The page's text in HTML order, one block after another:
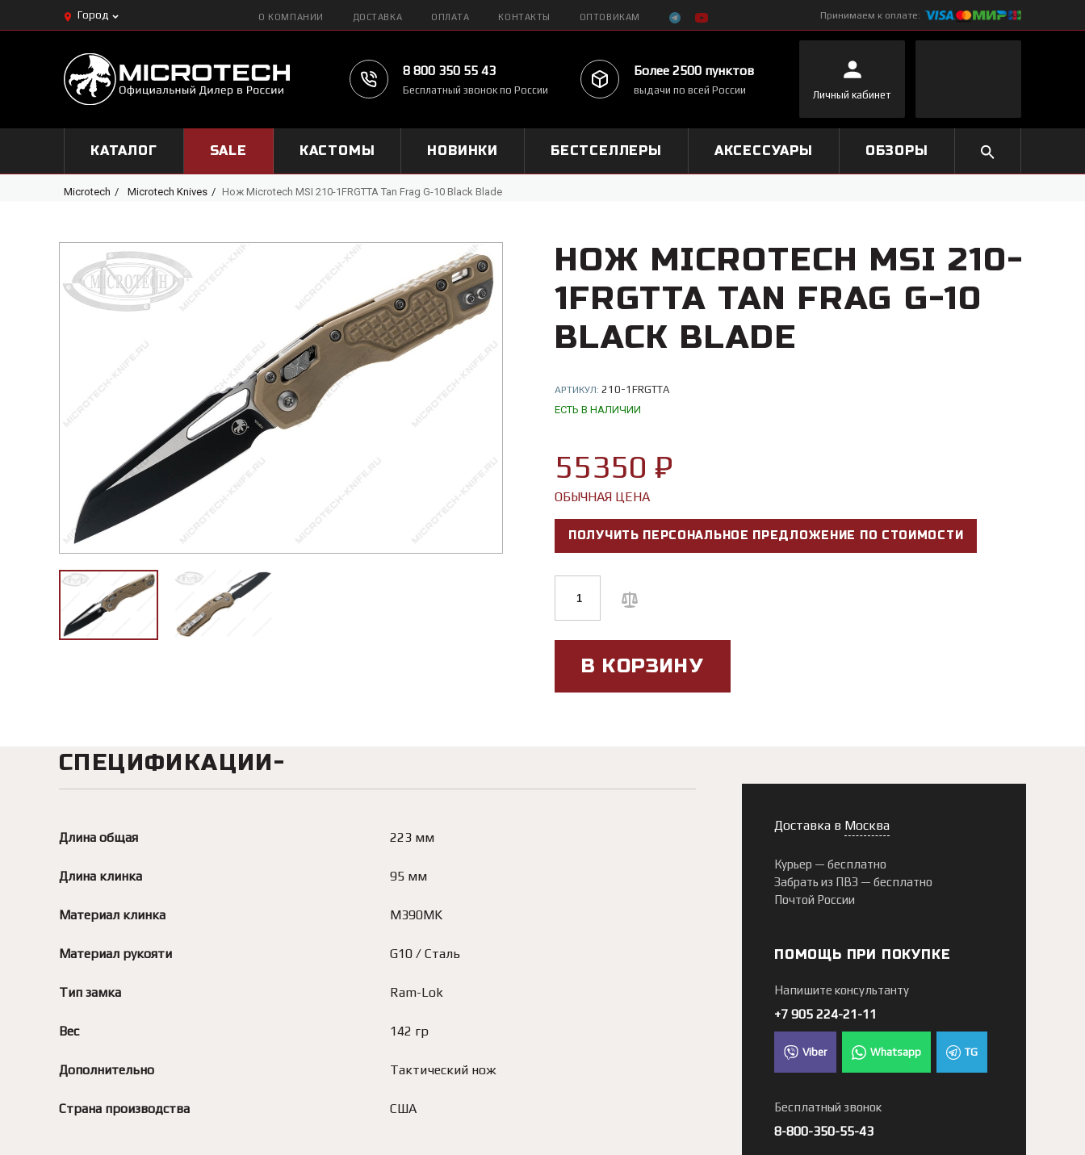
Город О КОМПАНИИ ДОСТАВКА ОПЛАТА КОНТАКТЫ ОПТОВИКАМ Принимаем к оплате:
8 800 350 55 43
Бесплатный звонок по России
Более 2500 пунктов
выдачи по всей России Личный кабинет
КАТАЛОГ SALE КАСТОМЫ НОВИНКИ БЕСТСЕЛЛЕРЫ АКСЕССУАРЫ ОБЗОРЫ
Microtech Microtech Knives Нож Microtech MSI 210-1FRGTTA Tan Frag G-10 Black Blade
НОЖ MICROTECH MSI 210-
1FRGTTA TAN FRAG G-10
BLACK BLADE
АРТИКУЛ: 210-1FRGTTA
ЕСТЬ В НАЛИЧИИ
55350 ₽
ОБЫЧНАЯ ЦЕНА
ПОЛУЧИТЬ ПЕРСОНАЛЬНОЕ ПРЕДЛОЖЕНИЕ ПО СТОИМОСТИ
В КОРЗИНУ
СПЕЦИФИКАЦИИ
Длина общая 223 мм
Длина клинка 95 мм
Материал клинка M390MK
Материал рукояти G10 / Сталь
Тип замка Ram-Lok
Вес 142 гр
Дополнительно Тактический нож
Страна производства США
Доставка в Москва
Курьер — бесплатно
Забрать из ПВЗ — бесплатно
Почтой России
ПОМОЩЬ ПРИ ПОКУПКЕ
Напишите консультанту
+7 905 224-21-11
Viber Whatsapp TG
Бесплатный звонок
8-800-350-55-43